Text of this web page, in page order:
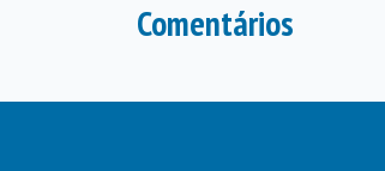
Comentários